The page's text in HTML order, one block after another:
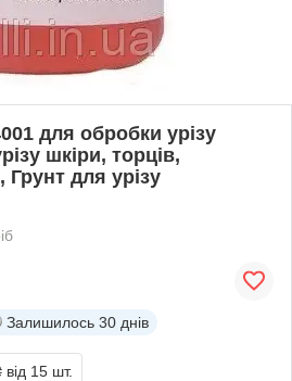
для обробки урізу
шкіри, торців,
для урізу
Залишилось 30 днів
від 15 шт.